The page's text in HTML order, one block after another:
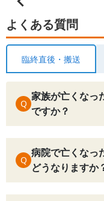
よくある質問
臨終直後・搬送
Q
家族が亡くなっ
ですか？
Q
病院で亡くなっ
どうなりますか